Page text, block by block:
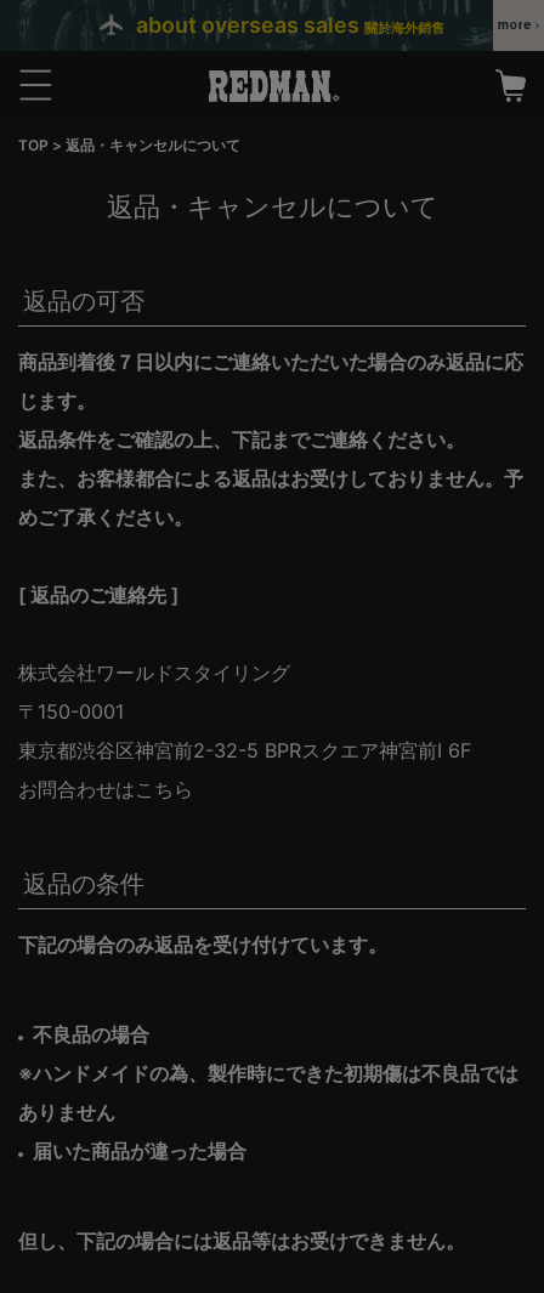
about overseas sales 關於海外銷售
TOP 返品・キャンセルについて
返品・キャンセルについて
返品の可否
商品到着後７日以内にご連絡いただいた場合のみ返品に応
じます。
返品条件をご確認の上、下記までご連絡ください。
また、お客様都合による返品はお受けしておりません。予
めご了承ください。
[ 返品のご連絡先 ]
株式会社ワールドスタイリング
150-0001
東京都渋谷区神宮前2-32-5 BPRスクエア神宮前I 6F
お問合わせはこちら
返品の条件
下記の場合のみ返品を受け付けています。
不良品の場合
※ハンドメイドの為、製作時にできた初期傷は不良品では
ありません
届いた商品が違った場合
但し、下記の場合には返品等はお受けできません。